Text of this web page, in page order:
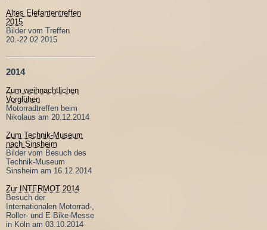
Altes Elefantentreffen
2015
Bilder vom Treffen
20.-22.02.2015
2014
Zum weihnachtlichen
Vorglühen
Motorradtreffen beim
Nikolaus am 20.12.2014
Zum Technik-Museum
nach Sinsheim
Bilder vom Besuch des
Technik-Museum
Sinsheim am 16.12.2014
Zur INTERMOT 2014
Besuch der
Internationalen Motorrad-,
Roller- und E-Bike-Messe
in Köln am 03.10.2014